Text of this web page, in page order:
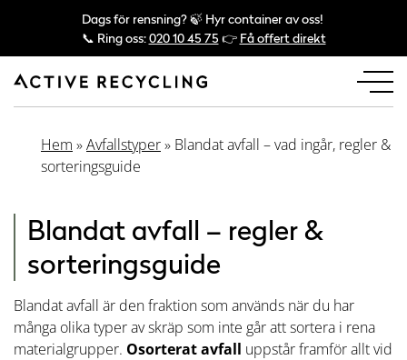
Dags för rensning? 🍃 Hyr container av oss!
📞 Ring oss:020 10 45 75 👉 Få offert direkt
Hem »Avfallstyper» Blandat avfall – vad ingår, regler &
sorteringsguide
Blandat avfall – regler &
sorteringsguide
Blandat avfall är den fraktion som används när du har
många olika typer av skräp som inte går att sortera i rena
materialgrupper. Osorterat avfall uppstår framför allt vid